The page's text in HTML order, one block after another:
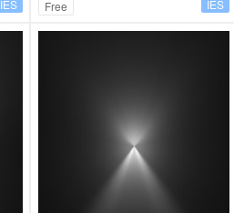
IES Free IES